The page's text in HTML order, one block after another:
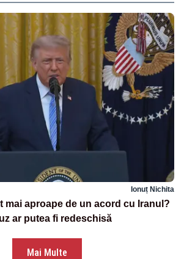
Ionuț Nichita
mai aproape de un acord cu Iranul?
ar putea fi redeschisă
Mai Multe